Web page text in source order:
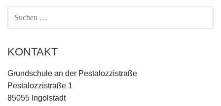
KONTAKT
Grundschule an der Pestalozzistraße
Pestalozzistraße 1
85055 Ingolstadt